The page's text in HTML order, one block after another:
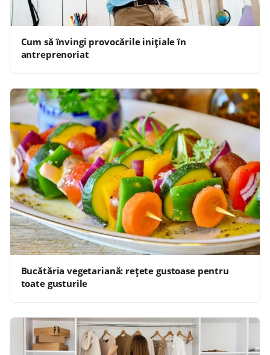
Cum să învingi provocările inițiale în
antreprenoriat
Bucătăria vegetariană: rețete gustoase pentru
toate gusturile